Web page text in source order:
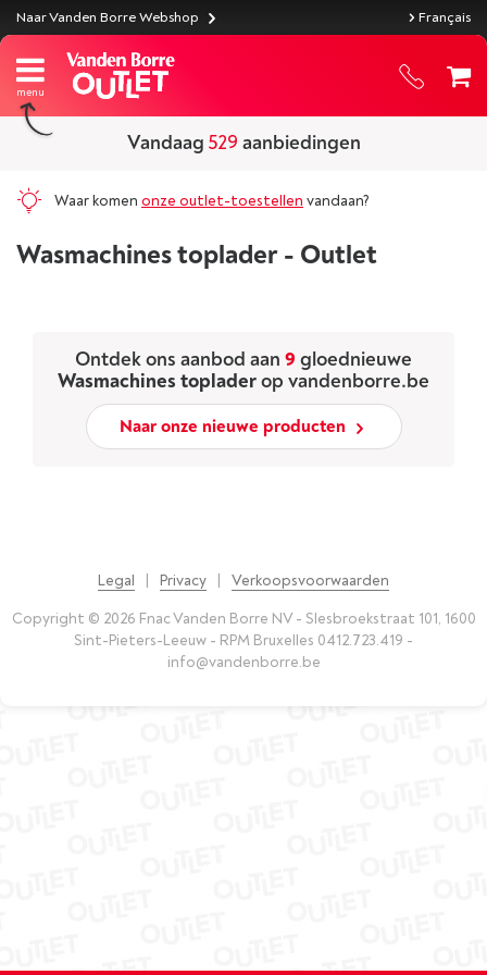
Naar Vanden Borre Webshop Français
Vandaag 529 aanbiedingen
Waar komen onze outlet-toestellen vandaan?
Wasmachines toplader - Outlet
Ontdek ons aanbod aan 9 gloednieuwe
Wasmachines topladerop vandenborre.be
Naar onze nieuwe producten
Legal Privacy Verkoopsvoorwaarden
Copyright © 2026 Fnac Vanden Borre NV - Slesbroekstraat 101, 1600
Sint-Pieters-Leeuw - RPM Bruxelles 0412.723.419 -
info@vandenborre.be